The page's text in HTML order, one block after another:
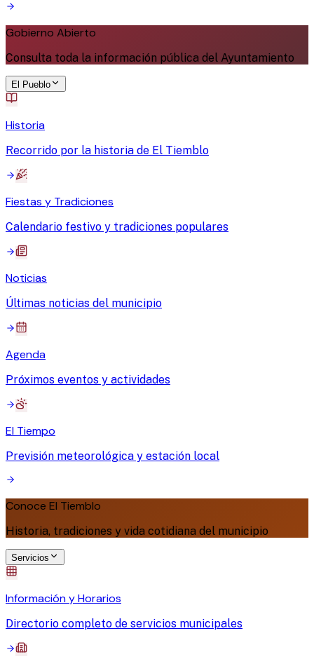
Gobierno Abierto
Consulta toda la información pública del Ayuntamiento
El Pueblo
Historia
Recorrido por la historia de El Tiemblo
Fiestas y Tradiciones
Calendario festivo y tradiciones populares
Noticias
Últimas noticias del municipio
Agenda
Próximos eventos y actividades
El Tiempo
Previsión meteorológica y estación local
Conoce El Tiemblo
Historia, tradiciones y vida cotidiana del municipio
Servicios
Información y Horarios
Directorio completo de servicios municipales